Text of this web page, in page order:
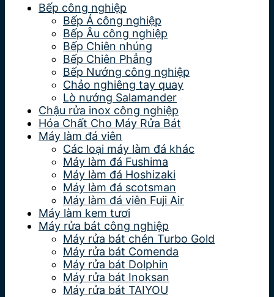
Bếp công nghiệp
Bếp Á công nghiệp
Bếp Âu công nghiệp
Bếp Chiên nhúng
Bếp Chiên Phẳng
Bếp Nướng công nghiệp
Chảo nghiêng tay quay
Lò nướng Salamander
Chậu rửa inox công nghiệp
Hóa Chất Cho Máy Rửa Bát
Máy làm đá viên
Các loại máy làm đá khác
Máy làm đá Fushima
Máy làm đá Hoshizaki
Máy làm đá scotsman
Máy làm đá viên Fuji Air
Máy làm kem tươi
Máy rửa bát công nghiệp
Máy rửa bát chén Turbo Gold
Máy rửa bát Comenda
Máy rửa bát Dolphin
Máy rửa bát Inoksan
Máy rửa bát TAIYOU